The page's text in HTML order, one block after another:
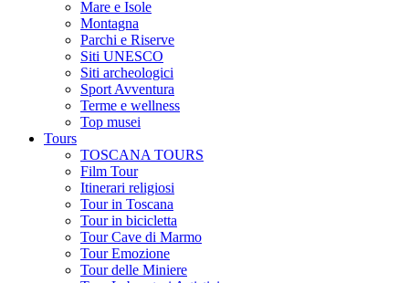
Mare e Isole
Montagna
Parchi e Riserve
Siti UNESCO
Siti archeologici
Sport Avventura
Terme e wellness
Top musei
Tours
TOSCANA TOURS
Film Tour
Itinerari religiosi
Tour in Toscana
Tour in bicicletta
Tour Cave di Marmo
Tour Emozione
Tour delle Miniere